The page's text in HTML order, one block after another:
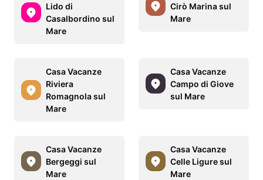
Lido di
Casalbordino sul
Mare
Cirò Marina sul
Mare
Casa Vacanze
Riviera
Romagnola sul
Mare
Casa Vacanze
Campo di Giove
sul Mare
Casa Vacanze
Bergeggi sul
Mare
Casa Vacanze
Celle Ligure sul
Mare